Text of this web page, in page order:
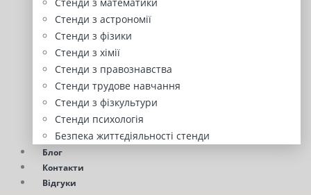
Стенди з астрономії
Стенди з фізики
Стенди з хімії
Стенди з правознавства
Стенди трудове навчання
Стенди з фізкультури
Стенди психологія
Безпека життєдіяльності стенди
Блог
Контакти
Відгуки